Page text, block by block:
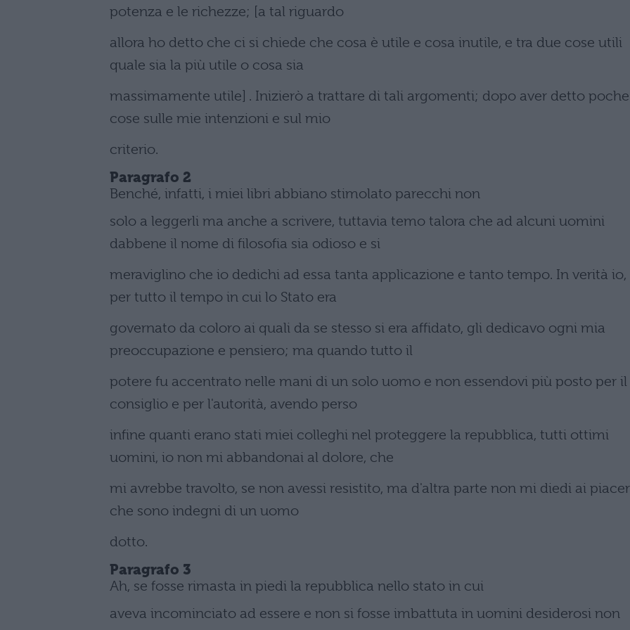
potenza e le richezze; [a tal riguardo
allora ho detto che ci si chiede che cosa è utile e cosa inutile, e tra due cose utili
quale sia la più utile o cosa sia
massimamente utile] . Inizierò a trattare di tali argomenti; dopo aver detto poche
cose sulle mie intenzioni e sul mio
criterio.
Paragrafo 2
Benché, infatti, i miei libri abbiano stimolato parecchi non
solo a leggerli ma anche a scrivere, tuttavia temo talora che ad alcuni uomini
dabbene il nome di filosofia sia odioso e si
meraviglino che io dedichi ad essa tanta applicazione e tanto tempo. In verità io,
per tutto il tempo in cui lo Stato era
governato da coloro ai quali da se stesso si era affidato, gli dedicavo ogni mia
preoccupazione e pensiero; ma quando tutto il
potere fu accentrato nelle mani di un solo uomo e non essendovi più posto per il
consiglio e per l'autorità, avendo perso
infine quanti erano stati miei colleghi nel proteggere la repubblica, tutti ottimi
uomini, io non mi abbandonai al dolore, che
mi avrebbe travolto, se non avessi resistito, ma d'altra parte non mi diedi ai
che sono indegni di un uomo
dotto.
Paragrafo 3
Ah, se fosse rimasta in piedi la repubblica nello stato in cui
aveva incominciato ad essere e non si fosse imbattuta in uomini desiderosi non